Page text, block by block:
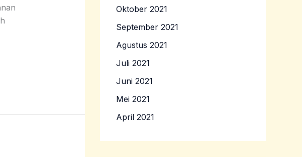
Oktober 2021
September 2021
Agustus 2021
Juli 2021
Juni 2021
Mei 2021
April 2021